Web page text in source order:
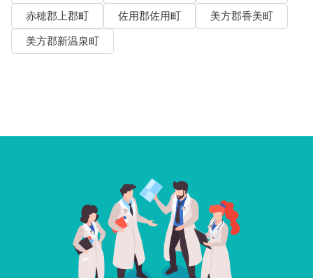
赤穂郡上郡町
佐用郡佐用町
美方郡香美町
美方郡新温泉町